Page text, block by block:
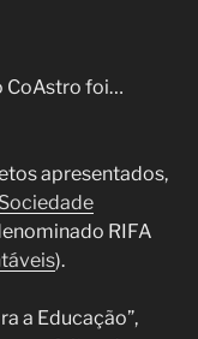
CoAstro foi…
apresentados,
RIFA
).
a Educação”,